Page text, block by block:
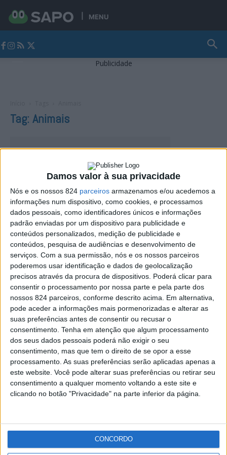
Damos valor à sua privacidade
Nós e os nossos 824 parceiros armazenamos e/ou acedemos a
informações num dispositivo, como cookies, e processamos
dados pessoais, como identificadores únicos e informações
padrão enviadas por um dispositivo para publicidade e
conteúdos personalizados, medição de publicidade e
conteúdos, pesquisa de audiências e desenvolvimento de
serviços. Com a sua permissão, nós e os nossos parceiros
poderemos usar identificação e dados de geolocalização
precisos através da procura de dispositivos. Poderá clicar para
consentir o processamento por nossa parte e pela parte dos
nossos 824 parceiros, conforme descrito acima. Em alternativa,
pode aceder a informações mais pormenorizadas e alterar as
suas preferências antes de consentir ou recusar o
consentimento. Tenha em atenção que algum processamento
dos seus dados pessoais poderá não exigir o seu
consentimento, mas que tem o direito de se opor a esse
processamento. As suas preferências serão aplicadas apenas a
este website. Você pode alterar suas preferências ou retirar seu
consentimento a qualquer momento voltando a este site e
clicando no botão "Privacidade" na parte inferior da página.
CONCORDO
MENU
Publicidade
Tag: Animais
Arronches Adopta angaria fundos
Redacção - 15 de Setembro, 2015
Publicidade
Publicidade
RSS X